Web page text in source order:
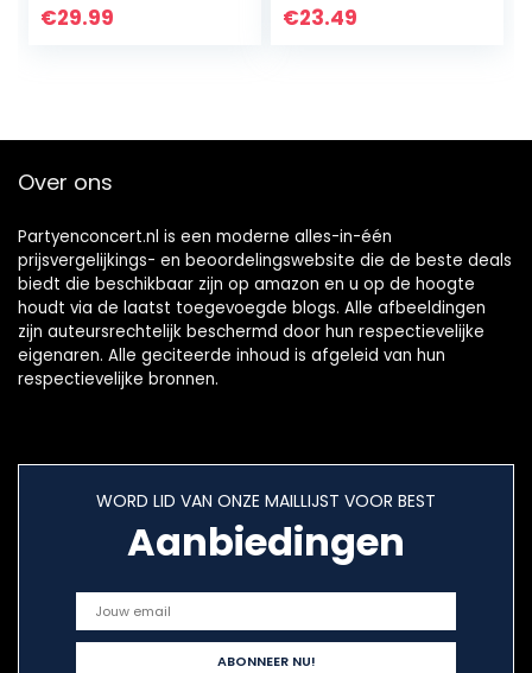
Geschenk
€29.99
Cartoon Dier
€23.49
Over ons
Partyenconcert.nl is een moderne alles-in-één
prijsvergelijkings- en beoordelingswebsite die de beste deals
biedt die beschikbaar zijn op amazon en u op de hoogte
houdt via de laatst toegevoegde blogs. Alle afbeeldingen
zijn auteursrechtelijk beschermd door hun respectievelijke
eigenaren. Alle geciteerde inhoud is afgeleid van hun
respectievelijke bronnen.
WORD LID VAN ONZE MAILLIJST VOOR BEST
Aanbiedingen